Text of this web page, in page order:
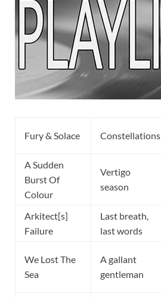
Fury & Solace Constellations
A Sudden
Burst Of
Colour
Vertigo
season
Arkitect[s]
Failure
Last breath,
last words
We Lost The
Sea
A gallant
gentleman